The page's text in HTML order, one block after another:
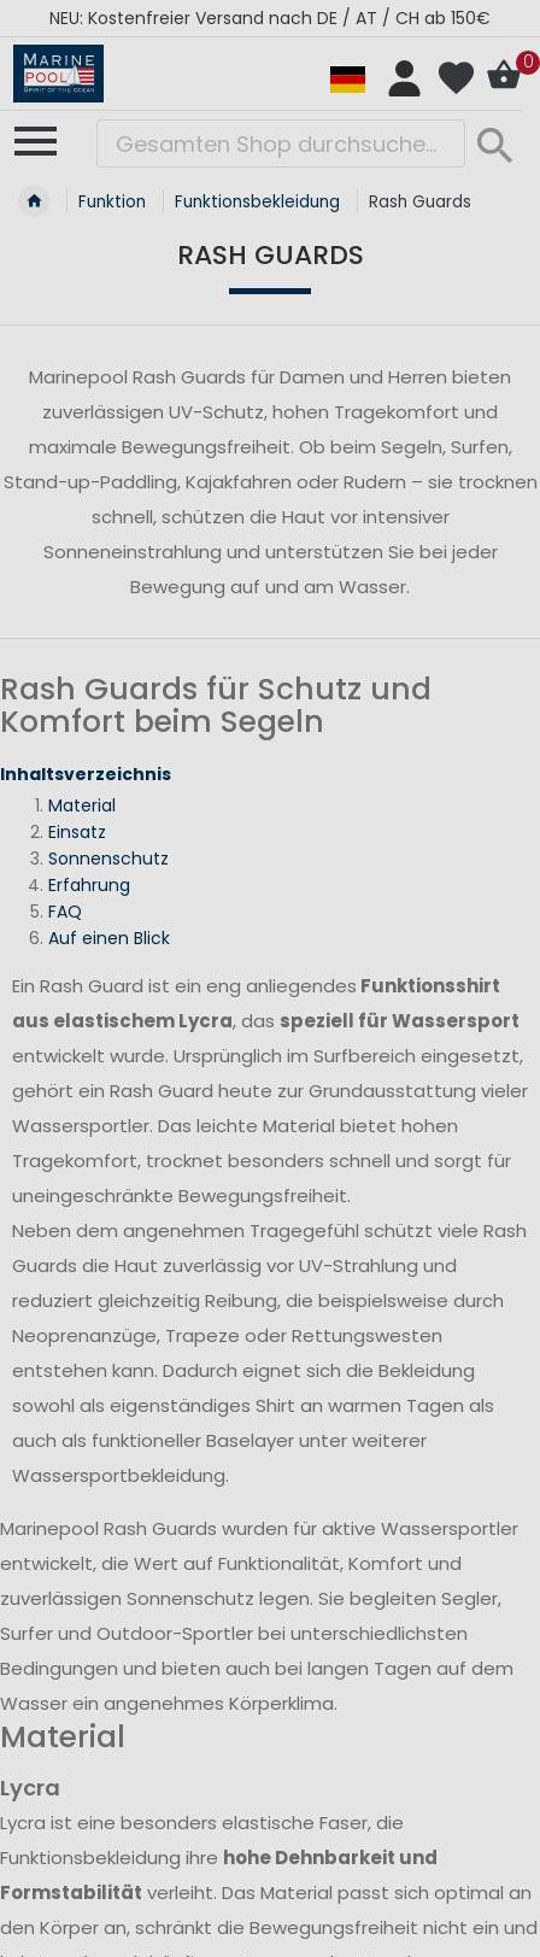
NEU: Kostenfreier Versand nach DE / AT / CH ab 150€
0
Funktion Funktionsbekleidung Rash Guards
RASH GUARDS
Marinepool Rash Guards für Damen und Herren bieten
zuverlässigen UV-Schutz, hohen Tragekomfort und
maximale Bewegungsfreiheit. Ob beim Segeln, Surfen,
Stand-up-Paddling, Kajakfahren oder Rudern – sie trocknen
schnell, schützen die Haut vor intensiver
Sonneneinstrahlung und unterstützen Sie bei jeder
Bewegung auf und am Wasser.
Rash Guards für Schutz und
Komfort beim Segeln
Inhaltsverzeichnis
Material
Einsatz
Sonnenschutz
Erfahrung
FAQ
Auf einen Blick
Ein Rash Guard ist ein eng anliegendes Funktionsshirt
aus elastischem Lycra, das speziell für Wassersport
entwickelt wurde. Ursprünglich im Surfbereich eingesetzt,
gehört ein Rash Guard heute zur Grundausstattung vieler
Wassersportler. Das leichte Material bietet hohen
Tragekomfort, trocknet besonders schnell und sorgt für
uneingeschränkte Bewegungsfreiheit.
Neben dem angenehmen Tragegefühl schützt viele Rash
Guards die Haut zuverlässig vor UV-Strahlung und
reduziert gleichzeitig Reibung, die beispielsweise durch
Neoprenanzüge, Trapeze oder Rettungswesten
entstehen kann. Dadurch eignet sich die Bekleidung
sowohl als eigenständiges Shirt an warmen Tagen als
auch als funktioneller Baselayer unter weiterer
Wassersportbekleidung.
Marinepool Rash Guards wurden für aktive Wassersportler
entwickelt, die Wert auf Funktionalität, Komfort und
zuverlässigen Sonnenschutz legen. Sie begleiten Segler,
Surfer und Outdoor-Sportler bei unterschiedlichsten
Bedingungen und bieten auch bei langen Tagen auf dem
Wasser ein angenehmes Körperklima.
Material
Lycra
Lycra ist eine besonders elastische Faser, die
Funktionsbekleidung ihre hohe Dehnbarkeit und
Formstabilität verleiht. Das Material passt sich optimal an
den Körper an, schränkt die Bewegungsfreiheit nicht ein und